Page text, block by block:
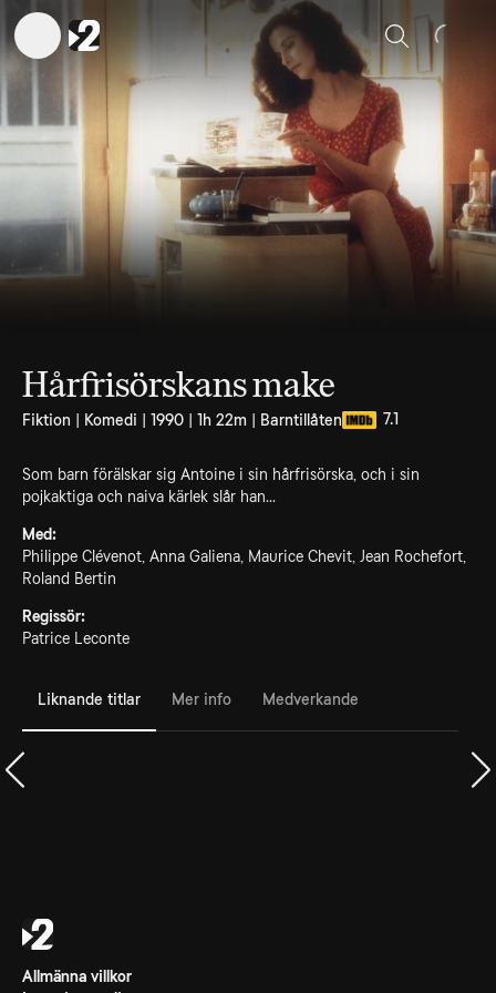
Sök
Hårfrisörskans make
Fiktion | Komedi | 1990 | 1h 22m | Barntillåten 7.1
Som barn förälskar sig Antoine i sin hårfrisörska, och i sin
pojkaktiga och naiva kärlek slår han...
Med:
Philippe Clévenot, Anna Galiena, Maurice Chevit, Jean Rochefort,
Roland Bertin
Regissör:
Patrice Leconte
Liknande titlar Mer info Medverkande
Allmänna villkor